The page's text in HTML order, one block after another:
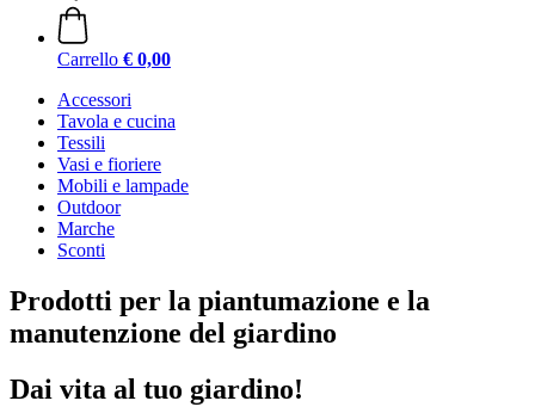
Carrello € 0,00
Accessori
Tavola e cucina
Tessili
Vasi e fioriere
Mobili e lampade
Outdoor
Marche
Sconti
Prodotti per la piantumazione e la
manutenzione del giardino
Dai vita al tuo giardino!